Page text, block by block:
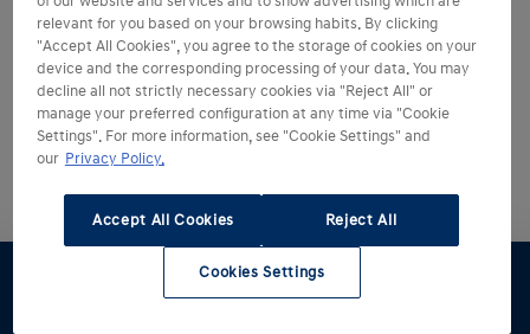
Hyundai 5 jaar
garantie zonder
kilometerbeperking.
Net als elke andere Hyundai wordt ook de i30 Wagon
gebouwd volgens de hoogste kwaliteitsnormen. Die
kwaliteit benadrukken we met onze unieke en
relevant for you based on your browsing habits. By clicking
"Accept All Cookies", you agree to the storage of cookies on your
device and the corresponding processing of your data. You may
decline all not strictly necessary cookies via "Reject All" or
manage your preferred configuration at any time via "Cookie
Settings". For more information, see "Cookie Settings" and
our Privacy Policy.
Accept All Cookies Reject All
Cookies Settings